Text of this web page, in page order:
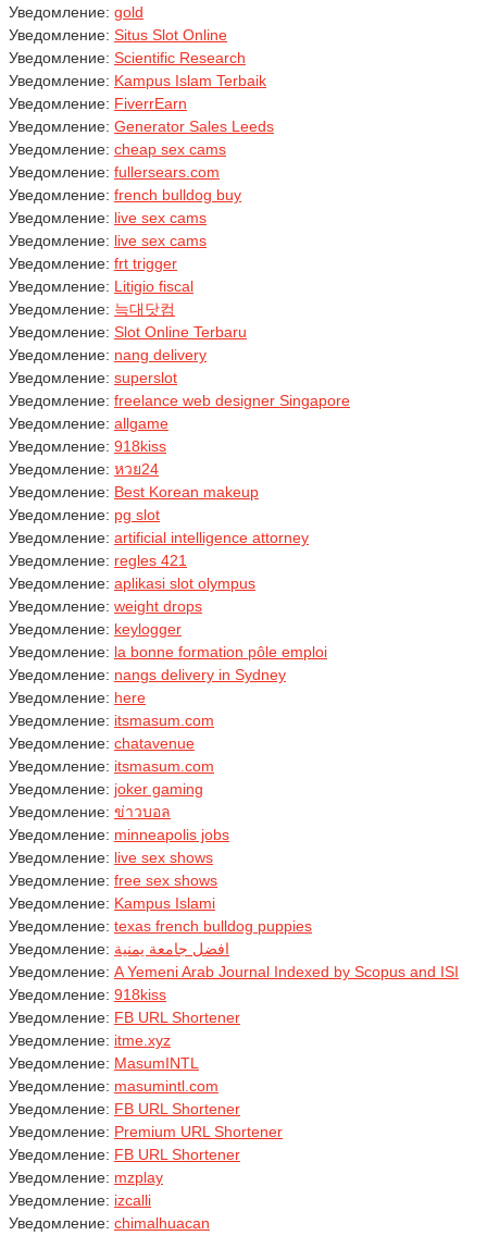
Уведомление: gold
Уведомление: Situs Slot Online
Уведомление: Scientific Research
Уведомление: Kampus Islam Terbaik
Уведомление: FiverrEarn
Уведомление: Generator Sales Leeds
Уведомление: cheap sex cams
Уведомление: fullersears.com
Уведомление: french bulldog buy
Уведомление: live sex cams
Уведомление: live sex cams
Уведомление: frt trigger
Уведомление: Litigio fiscal
Уведомление: 늑대닷컴
Уведомление: Slot Online Terbaru
Уведомление: nang delivery
Уведомление: superslot
Уведомление: freelance web designer Singapore
Уведомление: allgame
Уведомление: 918kiss
Уведомление: หวย24
Уведомление: Best Korean makeup
Уведомление: pg slot
Уведомление: artificial intelligence attorney
Уведомление: regles 421
Уведомление: aplikasi slot olympus
Уведомление: weight drops
Уведомление: keylogger
Уведомление: la bonne formation pôle emploi
Уведомление: nangs delivery in Sydney
Уведомление: here
Уведомление: itsmasum.com
Уведомление: chatavenue
Уведомление: itsmasum.com
Уведомление: joker gaming
Уведомление: ข่าวบอล
Уведомление: minneapolis jobs
Уведомление: live sex shows
Уведомление: free sex shows
Уведомление: Kampus Islami
Уведомление: texas french bulldog puppies
Уведомление: افضل جامعة يمنية
Уведомление: A Yemeni Arab Journal Indexed by Scopus and ISI
Уведомление: 918kiss
Уведомление: FB URL Shortener
Уведомление: itme.xyz
Уведомление: MasumINTL
Уведомление: masumintl.com
Уведомление: FB URL Shortener
Уведомление: Premium URL Shortener
Уведомление: FB URL Shortener
Уведомление: mzplay
Уведомление: izcalli
Уведомление: chimalhuacan